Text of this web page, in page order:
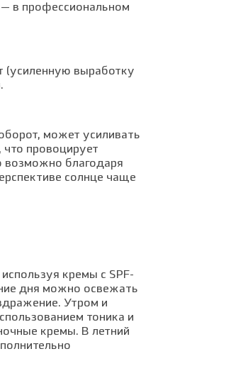
в профессиональном
(усиленную выработку
может усиливать
провоцирует
возможно благодаря
солнце чаще
кремы с SPF-
дня можно освежать
Утром и
тоника и
кремы. В летний